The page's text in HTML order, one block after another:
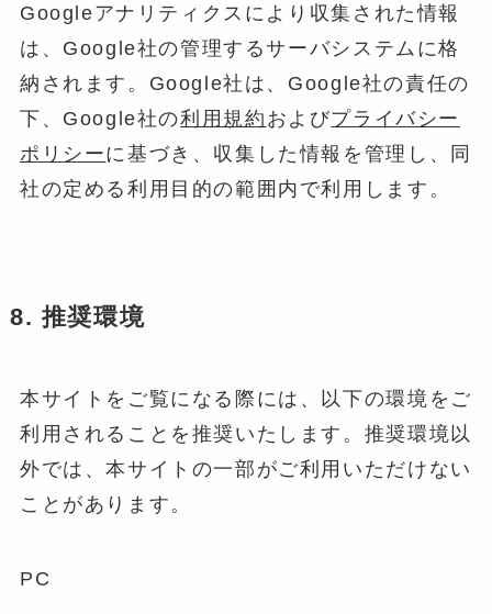
Googleアナリティクスにより収集された情報
は、Google社の管理するサーバシステムに格
納されます。Google社は、Google社の責任の
下、Google社の利用規約 およびプライバシー
ポリシーに基づき、収集した情報を管理し、同
社の定める利用目的の範囲内で利用します。
8. 推奨環境
本サイトをご覧になる際には、以下の環境をご
利用されることを推奨いたします。推奨環境以
外では、本サイトの一部がご利用いただけない
ことがあります。
PC